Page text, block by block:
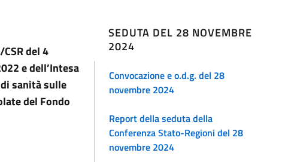
del 4
e dell’Intesa
sanità sulle
del Fondo
SEDUTA DEL 28 NOVEMBRE
2024
Convocazione e o.d.g. del 28
novembre 2024
Report della seduta della
Conferenza Stato-Regioni del 28
novembre 2024